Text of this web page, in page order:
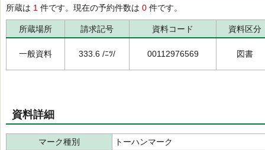
所蔵は 1 件です。現在の予約件数は 0 件です。
所蔵場所 請求記号 資料コード 資料区分
一般資料 333.6 /ﾆﾂ/ 00112976569 図書
資料詳細
マーク種別
トーハンマーク